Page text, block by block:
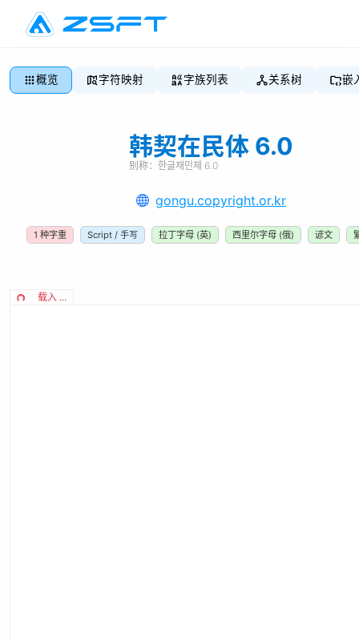
概览 字符映射 字族列表 关系树 嵌
韩契在民体 6.0
别称： 한글재민체 6.0
gongu.copyright.or.kr
1 种字重 Script / 手写 拉丁字母 (英) 西里尔字母 (俄) 谚文
载入 ...